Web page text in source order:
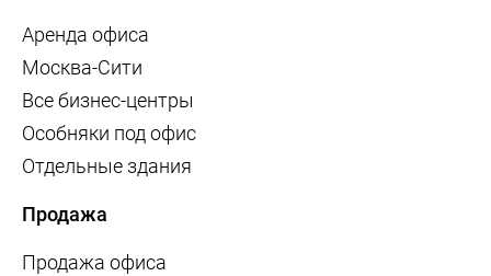
Аренда офиса
Москва-Сити
Все бизнес-центры
Особняки под офис
Отдельные здания
Продажа
Продажа офиса